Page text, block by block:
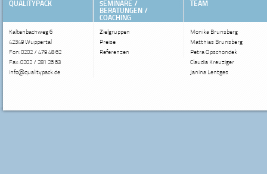
QUALITYPACK
Kaltenbachweg 6
42349 Wuppertal
Fon: 0202 / 479 48 62
Fax: 0202 / 281 26 63
info@qualitypack.de
SEMINARE /
BERATUNGEN /
COACHING
Zielgruppen
Preise
Referenzen
TEAM
Monika Brunsberg
Matthias Brunsberg
Petra Opschondek
Claudia Kreuziger
Janina Lentges